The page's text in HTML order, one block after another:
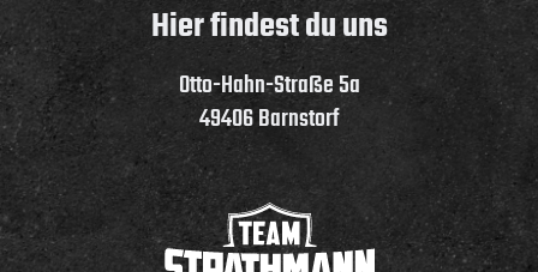
Hier findest du uns
Otto-Hahn-Straße 5a
49406 Barnstorf